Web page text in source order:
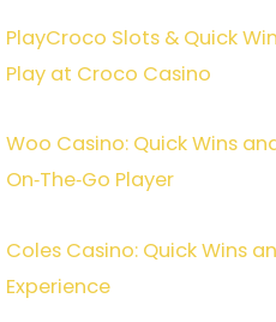
PlayCroco Slots & Quick
Play at Croco Casino
Woo Casino: Quick Wins
On‑The‑Go Player
Coles Casino: Quick Wins
Experience